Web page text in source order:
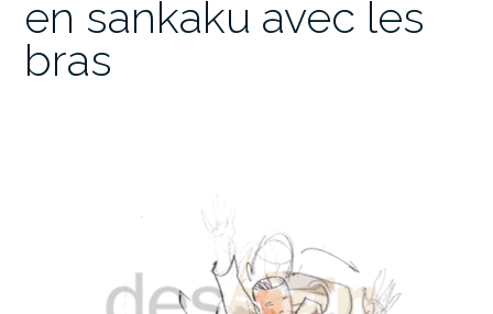
en sankaku avec les
bras